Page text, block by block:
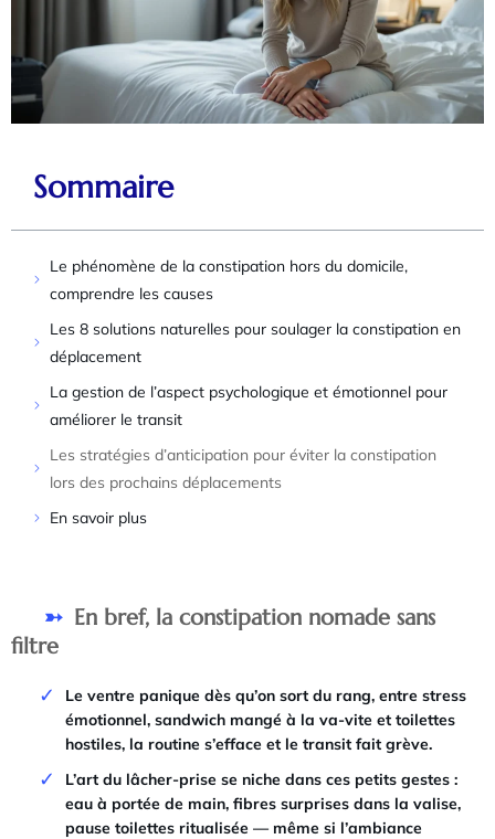
Sommaire
Le phénomène de la constipation hors du domicile,
comprendre les causes
Les 8 solutions naturelles pour soulager la constipation en
déplacement
La gestion de l’aspect psychologique et émotionnel pour
améliorer le transit
Les stratégies d’anticipation pour éviter la constipation
lors des prochains déplacements
En savoir plus
En bref, la constipation nomade sans
filtre
Le ventre panique dès qu’on sort du rang, entre stress
émotionnel, sandwich mangé à la va-vite et toilettes
hostiles, la routine s’efface et le transit fait grève.
L’art du lâcher-prise se niche dans ces petits gestes :
eau à portée de main, fibres surprises dans la valise,
pause toilettes ritualisée — même si l’ambiance